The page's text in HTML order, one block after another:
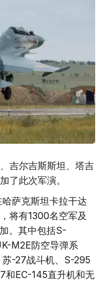
吉尔吉斯斯坦、塔吉
了此次军演。
萨克斯坦卡拉干达
将有1300名空军及
。其中包括S-
M2E防空导弹系
-27战斗机、S-295
和EC-145直升机和无